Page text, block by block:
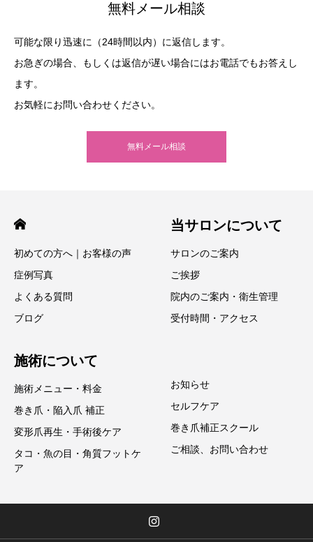
無料メール相談
可能な限り迅速に（24時間以内）に返信します。
お急ぎの場合、もしくは返信が遅い場合にはお電話でもお答えし
ます。
お気軽にお問い合わせください。
無料メール相談
初めての方へ｜お客様の声
症例写真
よくある質問
ブログ
当サロンについて
サロンのご案内
ご挨拶
院内のご案内・衛生管理
受付時間・アクセス
施術について
施術メニュー・料金
巻き爪・陥入爪 補正
変形爪再生・手術後ケア
タコ・魚の目・角質フットケ
ア
お知らせ
セルフケア
巻き爪補正スクール
ご相談、お問い合わせ